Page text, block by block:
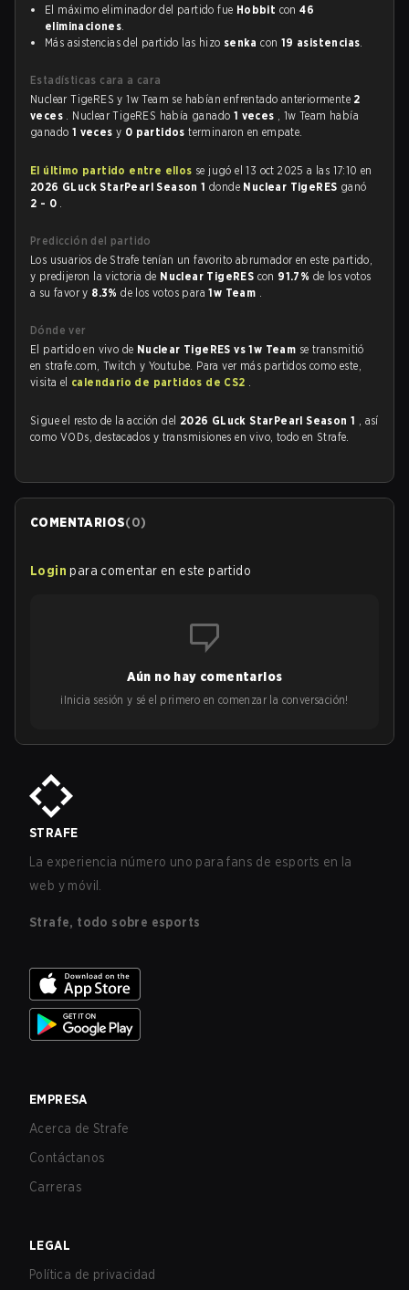
El máximo eliminador del partido fue Hobbit con46
eliminaciones.
Más asistencias del partido las hizo senka con 19 asistencias.
Estadísticas cara a cara
Nuclear TigeRES y 1w Team se habían enfrentado anteriormente 2
veces . Nuclear TigeRES había ganado 1 veces , 1w Team había
ganado 1 vecesy 0 partidosterminaron en empate.
El último partido entre ellos se jugó el 13 oct 2025 a las 17:10 en
2026 GLuck StarPearl Season 1 donde Nuclear TigeRES ganó
2 - 0 .
Predicción del partido
Los usuarios de Strafe tenían un favorito abrumador en este partido,
y predijeron la victoria de Nuclear TigeRES con 91.7% de los votos
a su favor y 8.3%de los votos para1w Team .
Dónde ver
El partido en vivo de Nuclear TigeRES vs 1w Team se transmitió
en strafe.com, Twitch y Youtube. Para ver más partidos como este,
visita el calendario de partidos de CS2 .
Sigue el resto de la acción del 2026 GLuck StarPearl Season 1 , así
como VODs, destacados y transmisiones en vivo, todo en Strafe.
COMENTARIOS(0)
Login para comentar en este partido
Aún no hay comentarios
¡Inicia sesión y sé el primero en comenzar la conversación!
STRAFE
La experiencia número uno para fans de esports en la
web y móvil.
Strafe, todo sobre esports
EMPRESA
Acerca de Strafe
Contáctanos
Carreras
LEGAL
Política de privacidad